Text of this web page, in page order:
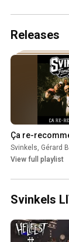
Releases
Ça re-
Svinkels, Gérard
View full playlist
Svinkels